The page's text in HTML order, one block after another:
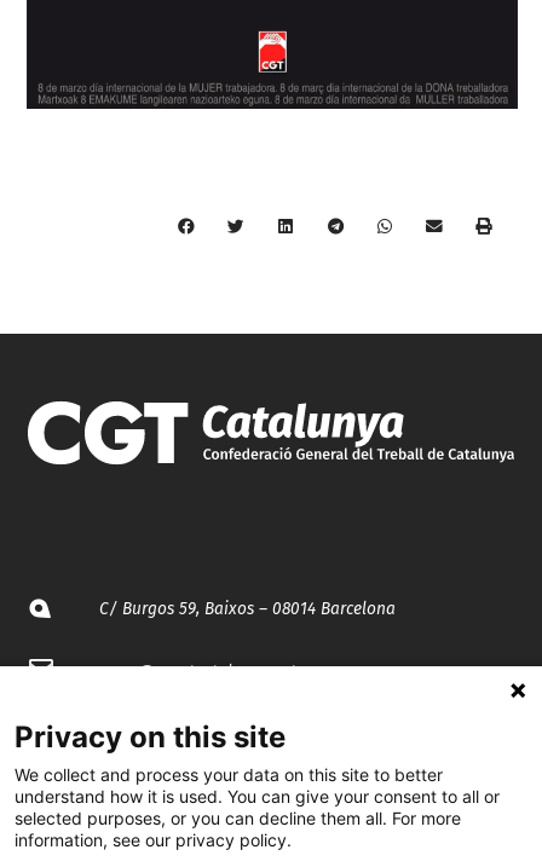
C/ Burgos 59, Baixos – 08014 Barcelona
spccc@spcgtcatalunya.cat
935 120 481
@CGTCatalunya
cgtcatalunya
Privacy on this site
We collect and process your data on this site to better
understand how it is used. You can give your consent to all or
selected purposes, or you can decline them all. For more
information, see our privacy policy.